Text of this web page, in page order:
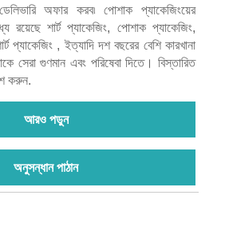
অফার করব৷ পোশাক প্যাকেজিংয়ের
রয়েছে শার্ট প্যাকেজিং, পোশাক প্যাকেজিং,
প্যাকেজিং , ইত্যাদি দশ বছরের বেশি কারখানা
সেরা গুণমান এবং পরিষেবা দিতে। বিস্তারিত
করুন.
আরও পড়ুন
অনুসন্ধান পাঠান